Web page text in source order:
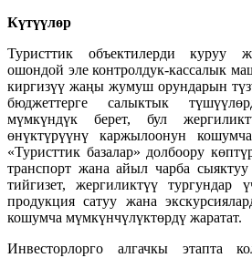
Күтүүлөр
Туристтик объектилерди куруу
ошондой эле контролдук-кассалык
киргизүү жаңы жумуш орундарын
бюджеттерге салыктык
мүмкүндүк берет, бул
өнүктүрүүнү каржылоонун
«Туристтик базалар» долбоору
транспорт жана айыл чарба сыяктуу
тийгизет, жергиликтүү тургундар
продукция сатуу жана
кошумча мүмкүнчүлүктөрдү жаратат.
Инвесторлорго алгачкы этапта